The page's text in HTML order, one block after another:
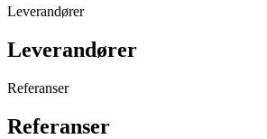
Leverandører
Leverandører
Referanser
Referanser